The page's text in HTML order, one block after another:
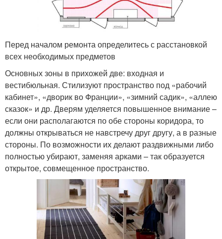
Перед началом ремонта определитесь с расстановкой
всех необходимых предметов
Основных зоны в прихожей две: входная и
вестибюльная. Стилизуют пространство под «рабочий
кабинет», «дворик во Франции», «зимний садик», «аллею
сказок» и др. Дверям уделяется повышенное внимание –
если они располагаются по обе стороны коридора, то
должны открываться не навстречу друг другу, а в разные
стороны. По возможности их делают раздвижными либо
полностью убирают, заменяя арками – так образуется
открытое, совмещенное пространство.